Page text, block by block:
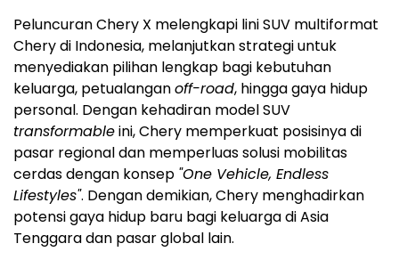
Peluncuran Chery X melengkapi lini SUV multiformat
Chery di Indonesia, melanjutkan strategi untuk
menyediakan pilihan lengkap bagi kebutuhan
keluarga, petualanganoff-road, hingga gaya hidup
personal. Dengan kehadiran model SUV
transformableini, Chery memperkuat posisinya di
pasar regional dan memperluas solusi mobilitas
cerdas dengan konsep "One Vehicle, Endless
Lifestyles". Dengan demikian, Chery menghadirkan
potensi gaya hidup baru bagi keluarga diAsia
Tenggaradan pasar global lain.